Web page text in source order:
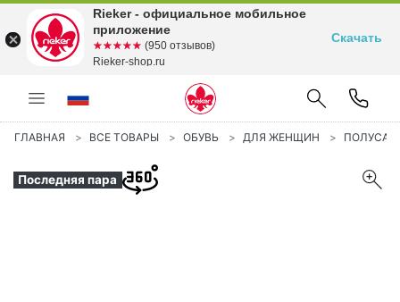
ГЛАВНАЯ ВСЕ ТОВАРЫ ОБУВЬ ДЛЯ ЖЕНЩИН
Последняя пара
Rieker - официальное мобильное
приложение
☆☆☆☆☆
★★★★★ (950 отзывов)
Rieker-shop.ru
Скачать